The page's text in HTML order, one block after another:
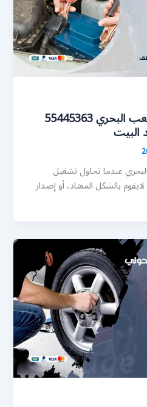
تبديل بطارية سيارة الشعب البحري 55445363
البيت
عندما تحاول تشغيل
بالشكل المعتاد، أو إصدار